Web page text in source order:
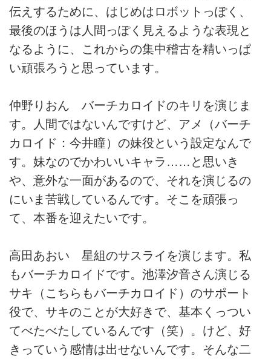
伝えするために、はじめはロボットっぽく、
最後のほうは人間っぽく見えるような表現と
なるように、これからの集中稽古を精いっぱ
い頑張ろうと思っています。
仲野りおん バーチカロイドのキリを演じま
す。人間ではないんですけど、アメ（バーチ
カロイド：今井瞳）の妹役という設定なんで
す。妹なのでかわいいキャラ……と思いき
や、意外な一面があるので、それを演じるの
にいま苦戦しているんです。そこを頑張っ
て、本番を迎えたいです。
高田あおい 星組のサスライを演じます。私
もバーチカロイドです。池澤汐音さん演じる
サキ（こちらもバーチカロイド）のサポート
役で、サキのことが大好きで、基本くっつい
てべたべたしているんです（笑）。けど、好
きっていう感情は出せないんです。そんな二